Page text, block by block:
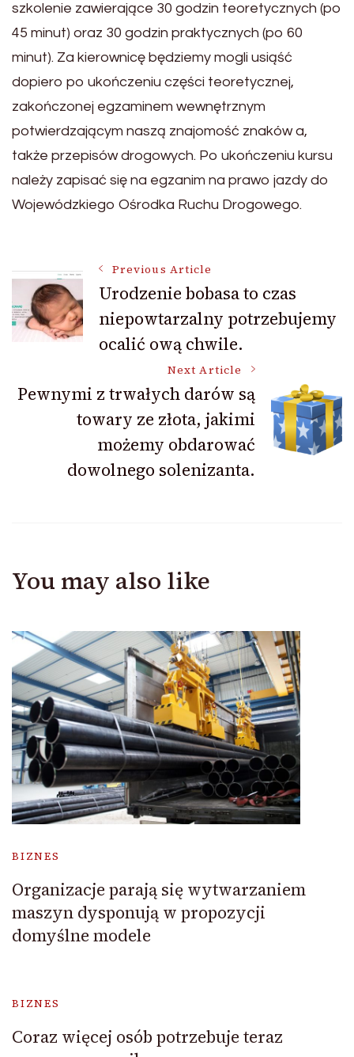
szkolenie zawierające 30 godzin teoretycznych (po
45 minut) oraz 30 godzin praktycznych (po 60
minut). Za kierownicę będziemy mogli usiąść
dopiero po ukończeniu części teoretycznej,
zakończonej egzaminem wewnętrznym
potwierdzającym naszą znajomość znaków a,
także przepisów drogowych. Po ukończeniu kursu
należy zapisać się na egzanim na prawo jazdy do
Wojewódzkiego Ośrodka Ruchu Drogowego.
Post
Navigation
Previous Article
Urodzenie bobasa to czas
niepowtarzalny potrzebujemy
ocalić ową chwile.
Next Article
Pewnymi z trwałych darów są
towary ze złota, jakimi
możemy obdarować
dowolnego solenizanta.
You may also like
BIZNES
Organizacje parają się wytwarzaniem
maszyn dysponują w propozycji
domyślne modele
BIZNES
Coraz więcej osób potrzebuje teraz